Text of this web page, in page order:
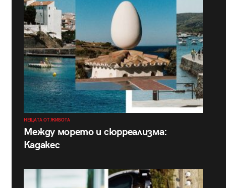
НЕЩАТА ОТ ЖИВОТА
Между морето и сюрреализма:
Кадакес